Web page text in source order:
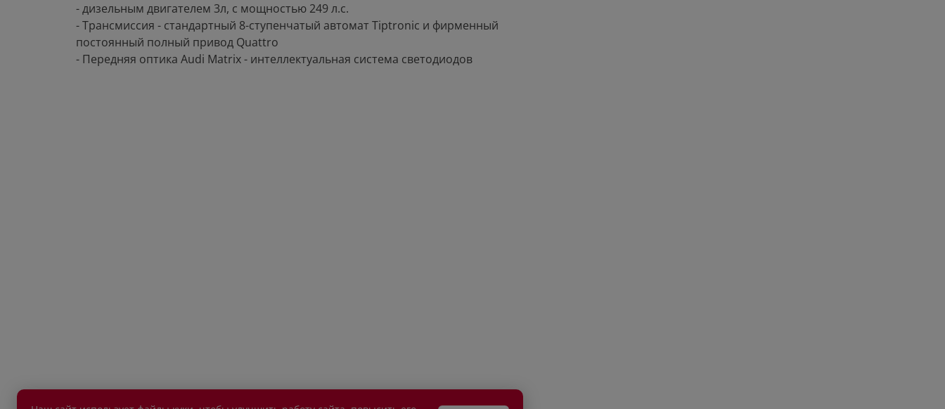
- дизельным двигателем 3л, с мощностью 249 л.с.
- Трансмиссия - стандартный 8-ступенчатый автомат Tiptronic и фирменный
постоянный полный привод Quattro
- Передняя оптика Audi Matrix - интеллектуальная система светодиодов